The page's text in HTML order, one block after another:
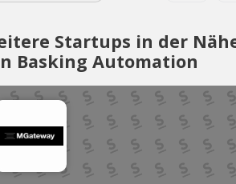
Startups in der
Basking Automation